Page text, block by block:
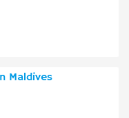
Maldives